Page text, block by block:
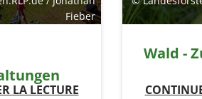
Fieber
LA LECTURE
Wald -